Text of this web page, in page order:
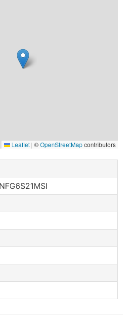
Leaflet | ©OpenStreetMapcontributors